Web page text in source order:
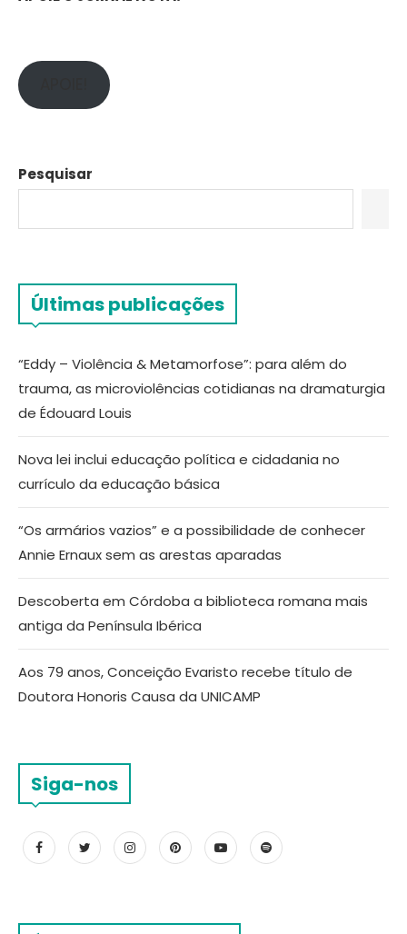
Pesquisar
Últimas publicações
“Eddy – Violência & Metamorfose”: para além do
trauma, as microviolências cotidianas na dramaturgia
de Édouard Louis
Nova lei inclui educação política e cidadania no
currículo da educação básica
“Os armários vazios” e a possibilidade de conhecer
Annie Ernaux sem as arestas aparadas
Descoberta em Córdoba a biblioteca romana mais
antiga da Península Ibérica
Aos 79 anos, Conceição Evaristo recebe título de
Doutora Honoris Causa da UNICAMP
Siga-nos